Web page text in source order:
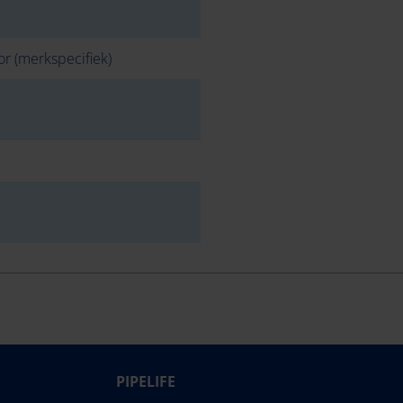
(merkspecifiek)
PIPELIFE